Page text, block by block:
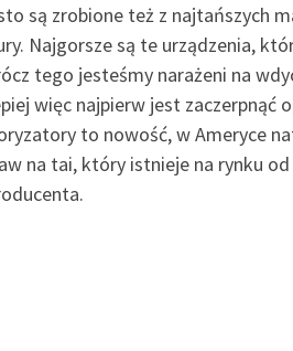
są zrobione też z najtańszych
Najgorsze są te urządzenia,
tego jesteśmy narażeni na
więc najpierw jest zaczerpnąć
to nowość, w Ameryce
na tai, który istnieje na rynku od